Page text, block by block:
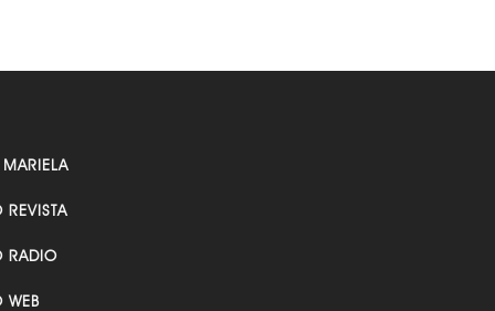
REVISTA
RADIO
WEB